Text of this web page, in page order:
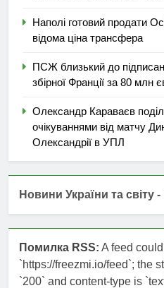
Наполі готовий продати
відома ціна трансфера
ПСЖ близький до
збірної Франції за 80 млн
Олександр Караваєв
очікуваннями від матчу
Олександрії в УПЛ
Новини України та світу
Помилка RSS: A feed
`https://freezmi.io/feed`; the
`200` and content-type is